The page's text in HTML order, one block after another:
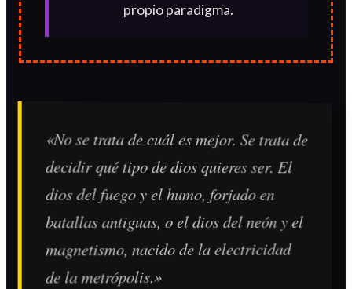
propio paradigma.
«No se trata de cuál es mejor. Se trata de
decidir qué tipo de dios quieres ser. El
dios del fuego y el humo, forjado en
batallas antiguas, o el dios del neón y el
magnetismo, nacido de la electricidad
de la metrópolis.»